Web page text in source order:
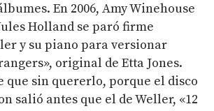
En 2006, Amy Winehouse
Holland se paró firme
y su piano para versionar
, original de Etta Jones.
que sin quererlo, porque el disco
salió antes que el de Weller, «12